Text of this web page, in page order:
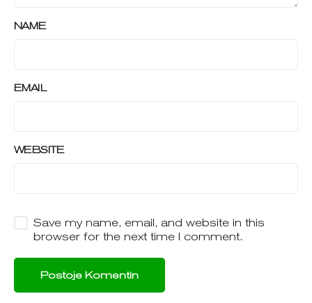
NAME
EMAIL
WEBSITE
Save my name, email, and website in this
browser for the next time I comment.